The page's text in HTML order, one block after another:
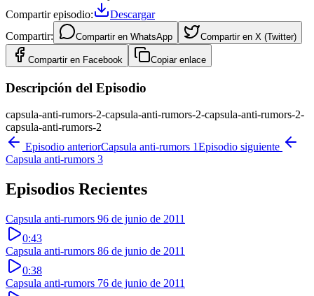
Compartir episodio:
Descargar
Compartir:
Compartir en WhatsApp Compartir en X (Twitter)
Compartir en Facebook Copiar enlace
Descripción del Episodio
capsula-anti-rumors-2-capsula-anti-rumors-2-capsula-anti-rumors-2-
capsula-anti-rumors-2
Episodio anteriorCapsula anti-rumors 1Episodio siguiente
Capsula anti-rumors 3
Episodios Recientes
Capsula anti-rumors 96 de junio de 2011
0:43
Capsula anti-rumors 86 de junio de 2011
0:38
Capsula anti-rumors 76 de junio de 2011